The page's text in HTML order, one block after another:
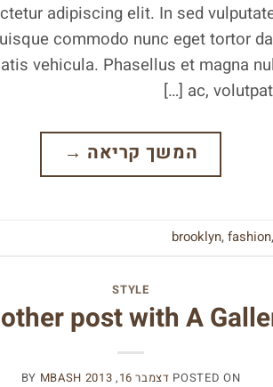
adipiscing elit. In sed
commodo nunc eget tortor
vehicula. Phasellus et magna
ac,
המשך קריאה →
brooklyn,fashion,
STYLE
post with A
POSTED ON דצמבר 16, 2013 BY MBASH